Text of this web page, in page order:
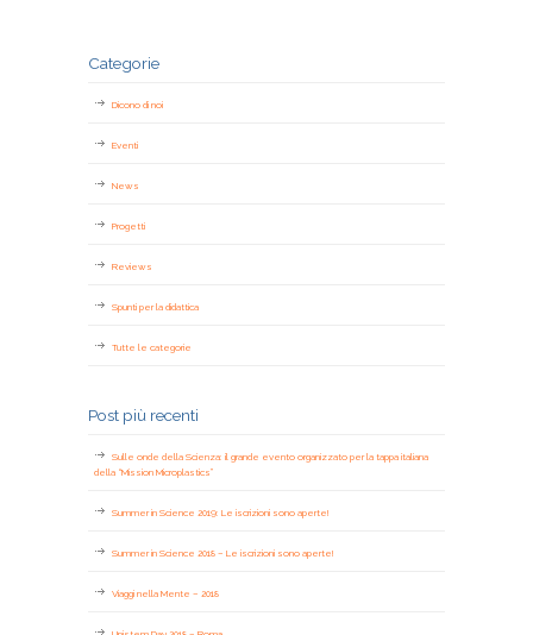
Categorie
Dicono di noi
Eventi
News
Progetti
Reviews
Spunti per la didattica
Tutte le categorie
Post più recenti
Sulle onde della Scienza: il grande evento organizzato per la tappa italiana
della “Mission Microplastics”
Summer in Science 2019: Le iscrizioni sono aperte!
Summer in Science 2018 – Le iscrizioni sono aperte!
Viaggi nella Mente – 2018